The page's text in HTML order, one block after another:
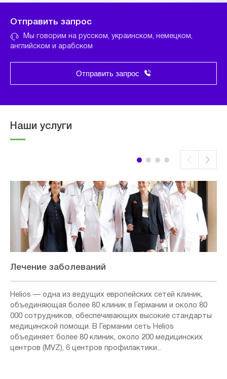
Отправить запрос
Мы говорим на русском, украинском, немецком,
английском и арабском
Отправить запрос
Наши услуги
Лечение заболеваний
Helios — одна из ведущих европейских сетей клиник,
объединяющая более 80 клиник в Германии и около 80
000 сотрудников, обеспечивающих высокие стандарты
медицинской помощи. В Германии сеть Helios
объединяет более 80 клиник, около 200 медицинских
центров (MVZ), 6 центров профилактики...